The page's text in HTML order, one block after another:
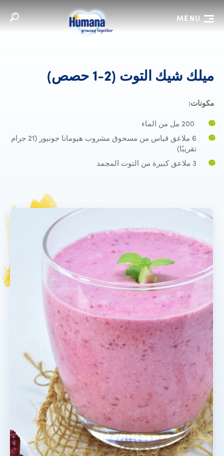
MENU
ميلك شيك التوت (1-2 حصص)ميلك شيك
مكونات:
6 ملاعق قياس من مسحوق مشروب هيومانا جونيور (21 جرام
تقريبًا)
3 ملاعق كبيرة من التوت المجمد